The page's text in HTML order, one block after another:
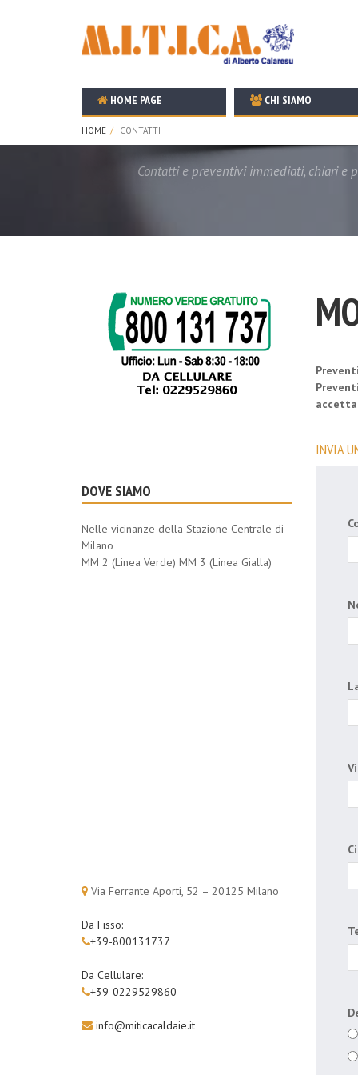
HOME PAGE CHI SIAMO
HOME CONTATTI
Contatti
Contatti e preventivi immediati, chiari e
DOVE SIAMO
Nelle vicinanze della Stazione Centrale di
Milano
MM 2 (Linea Verde) MM 3 (Linea Gialla)
Via Ferrante Aporti, 52 – 20125 Milano
Da Fisso:
+39-800131737
Da Cellulare:
+39-0229529860
info@miticacaldaie.it
INVIA